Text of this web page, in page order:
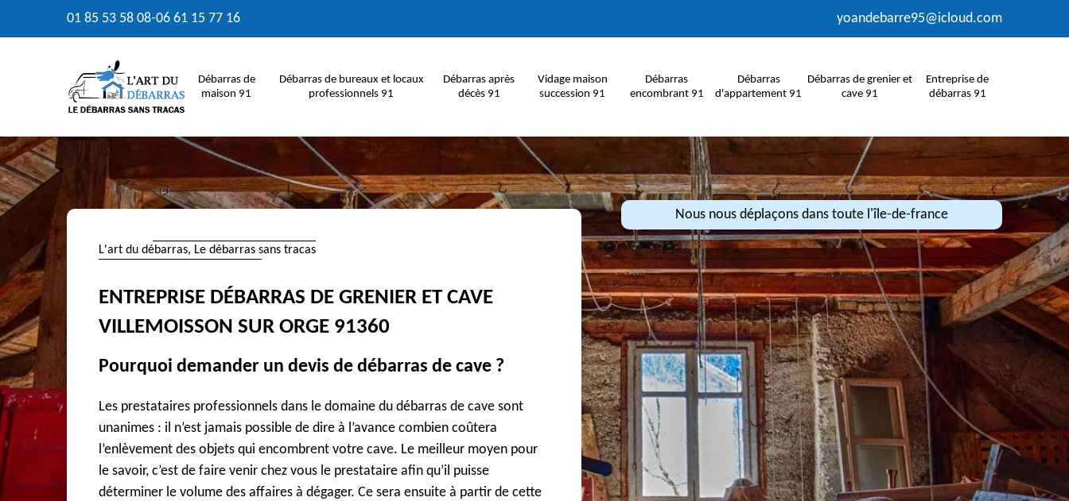
01 85 53 58 08-06 61 15 77 16 yoandebarre95@icloud.com
Débarras de
maison 91
Débarras de bureaux et locaux
professionnels 91
Débarras après
décès 91
Vidage maison
succession 91
Débarras
encombrant 91
Débarras
d'appartement 91
Débarras de grenier et
cave 91
Entreprise de
débarras 91
L'art du débarras, Le débarras sans tracas
ENTREPRISE DÉBARRAS DE GRENIER ET CAVE
VILLEMOISSON SUR ORGE 91360
Pourquoi demander un devis de débarras de cave ?
Les prestataires professionnels dans le domaine du débarras de cave sont
unanimes : il n’est jamais possible de dire à l’avance combien coûtera
l’enlèvement des objets qui encombrent votre cave. Le meilleur moyen pour
le savoir, c’est de faire venir chez vous le prestataire afin qu’il puisse
déterminer le volume des affaires à dégager. Ce sera ensuite à partir de cette
Nous nous déplaçons dans toute l'île-de-france